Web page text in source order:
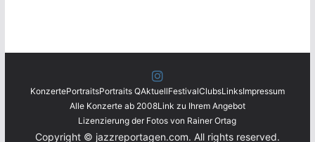
KonzertePortraitsPortraits QAktuellFestivalClubsLinksImpressum
Alle Konzerte ab 2008Link zu Ihrem Angebot
Lizenzierung der Fotos von Rainer Ortag
Copyright © jazzreportagen.com. All rights reserved.